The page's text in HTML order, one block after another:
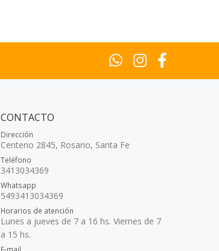
CONTACTO
Dirección
Centeno 2845, Rosario, Santa Fe
Teléfono
3413034369
Whatsapp
5493413034369
Horarios de atención
Lunes a jueves de 7 a 16 hs. Viernes de 7
a 15 hs.